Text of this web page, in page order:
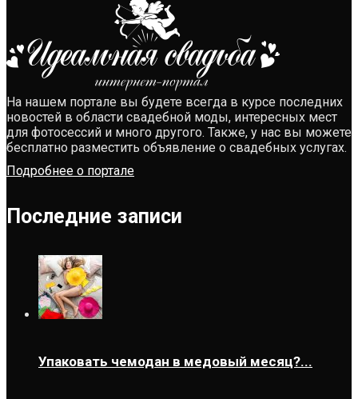
На нашем портале вы будете всегда в курсе последних
новостей в области свадебной моды, интересных мест
для фотосессий и много другого. Также, у нас вы можете
бесплатно разместить объявление о свадебных услугах.
Подробнее о портале
Последние записи
Упаковать чемодан в медовый месяц?...